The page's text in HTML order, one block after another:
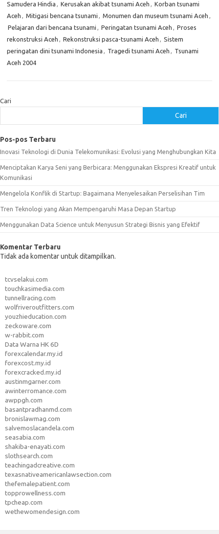
Samudera Hindia , Kerusakan akibat tsunami Aceh , Korban tsunami
Aceh , Mitigasi bencana tsunami , Monumen dan museum tsunami Aceh ,
Pelajaran dari bencana tsunami , Peringatan tsunami Aceh , Proses
rekonstruksi Aceh , Rekonstruksi pasca-tsunami Aceh , Sistem
peringatan dini tsunami Indonesia , Tragedi tsunami Aceh , Tsunami
Aceh 2004
Cari
Cari
Pos-pos Terbaru
Inovasi Teknologi di Dunia Telekomunikasi: Evolusi yang Menghubungkan Kita
Menciptakan Karya Seni yang Berbicara: Menggunakan Ekspresi Kreatif untuk
Komunikasi
Mengelola Konflik di Startup: Bagaimana Menyelesaikan Perselisihan Tim
Tren Teknologi yang Akan Mempengaruhi Masa Depan Startup
Menggunakan Data Science untuk Menyusun Strategi Bisnis yang Efektif
Komentar Terbaru
Tidak ada komentar untuk ditampilkan.
tcvselakui.com
touchkasimedia.com
tunnellracing.com
wolfriveroutfitters.com
youzhieducation.com
zeckoware.com
w-rabbit.com
Data Warna HK 6D
forexcalendar.my.id
forexcost.my.id
forexcracked.my.id
austinmgarner.com
awinterromance.com
awppgh.com
basantpradhanmd.com
bronislawmag.com
salvemoslacandela.com
seasabia.com
shakiba-enayati.com
slothsearch.com
teachingadcreative.com
texasnativeamericanlawsection.com
thefemalepatient.com
topprowellness.com
tpcheap.com
wethewomendesign.com